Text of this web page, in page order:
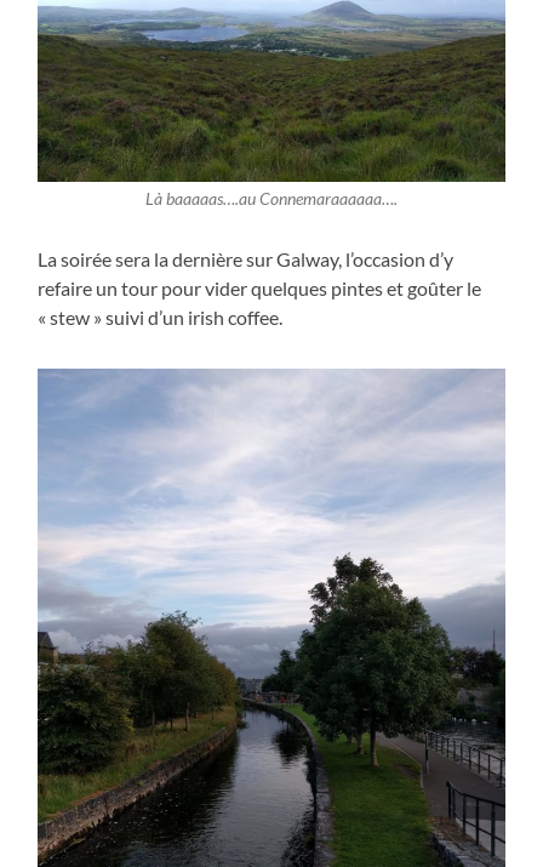
Là baaaaas….au Connemaraaaaaa….
La soirée sera la dernière sur Galway, l’occasion d’y
refaire un tour pour vider quelques pintes et goûter le
« stew » suivi d’un irish coffee.